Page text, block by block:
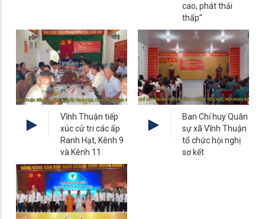
cao, phát thải
thấp”
Vĩnh Thuận tiếp
xúc cử tri các ấp
Ranh Hạt, Kênh 9
và Kênh 11
Ban Chỉ huy Quân
sự xã Vĩnh Thuận
tổ chức hội nghị
sơ kết